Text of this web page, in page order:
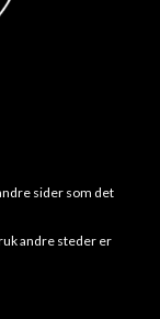
sider som det
andre steder er